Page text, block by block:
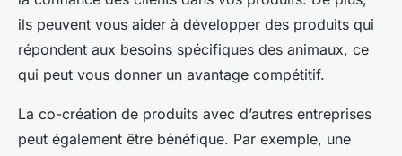
ils peuvent vous aider à développer des produits qui
répondent aux besoins spécifiques des animaux, ce
qui peut vous donner un avantage compétitif.
La co-création de produits avec d’autres entreprises
peut également être bénéfique. Par exemple, une